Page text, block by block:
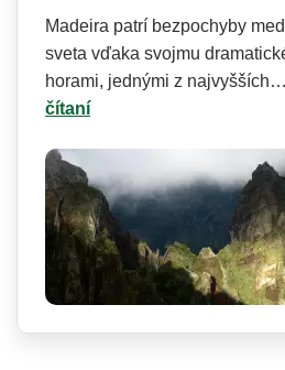
Madeira patrí bezpochyby
sveta vďaka svojmu
horami, jednými z najvyšších…
čítaní